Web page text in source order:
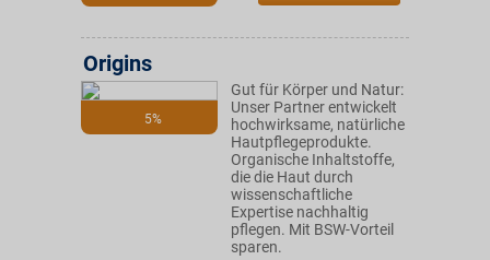
5%
Origins
Gut für Körper und Natur:
Unser Partner entwickelt
hochwirksame, natürliche
Hautpflegeprodukte.
Organische Inhaltstoffe,
die die Haut durch
wissenschaftliche
Expertise nachhaltig
pflegen. Mit BSW-Vorteil
sparen.